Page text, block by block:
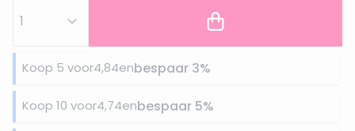
Koop 5 voor4,84enbespaar 3%
Koop 10 voor4,74enbespaar 5%